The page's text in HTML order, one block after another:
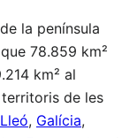
la península
78.859 km²
km² al
de les
, Galícia,